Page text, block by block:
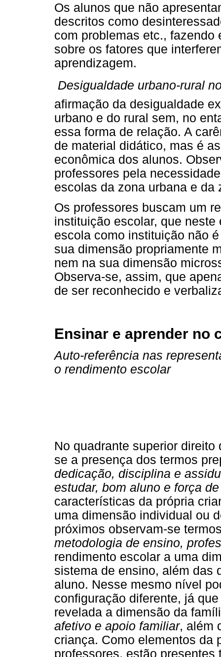
Os alunos que não
descritos como
com problemas etc., fazendo
sobre os fatores que
aprendizagem.
 Desigualdade urbano-rural
afirmação da desigualdade
urbano e do rural sem, no
essa forma de relação. A
de material didático, mas é
econômica dos alunos.
professores pela
escolas da zona urbana e da
Os professores buscam um
instituição escolar, que
escola como instituição não
sua dimensão propriamente
nem na sua dimensão
Observa-se, assim, que
de ser reconhecido e
Ensinar e aprender no
Auto-referência nas
o rendimento escolar
No quadrante superior
se a presença dos termos
dedicação, disciplina e
estudar, bom aluno e força
características da própria
uma dimensão individual ou
próximos observam-se
metodologia de ensino,
rendimento escolar a uma
sistema de ensino, além das
aluno. Nesse mesmo nível
configuração diferente, já
revelada a dimensão da
afetivo e apoio familiar, além
criança. Como elementos da
professores, estão